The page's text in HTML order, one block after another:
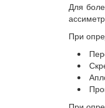
Для
При